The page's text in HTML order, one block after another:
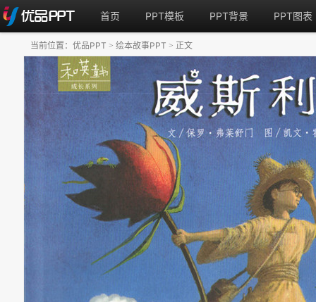
首页 PPT模板 PPT背景 PPT图表
当前位置： 优品PPT > 绘本故事PPT > 正文